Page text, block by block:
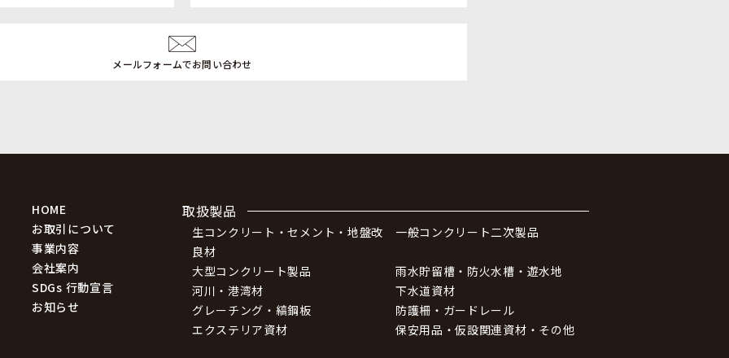
メールフォームでお問い合わせ
HOME
お取引について
事業内容
会社案内
SDGs 行動宣言
お知らせ
取扱製品
生コンクリート・セメント・地盤改
良材
一般コンクリート二次製品
大型コンクリート製品
雨水貯留槽・防火水槽・遊水地
河川・港湾材
下水道資材
グレーチング・縞鋼板
防護柵・ガードレール
エクステリア資材
保安用品・仮設関連資材・その他